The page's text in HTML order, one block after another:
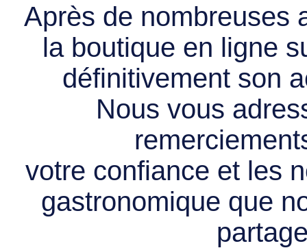
Après de nombreuses
la boutique en ligne
définitivement son
Nous vous
votre confiance et les
gastronomique que